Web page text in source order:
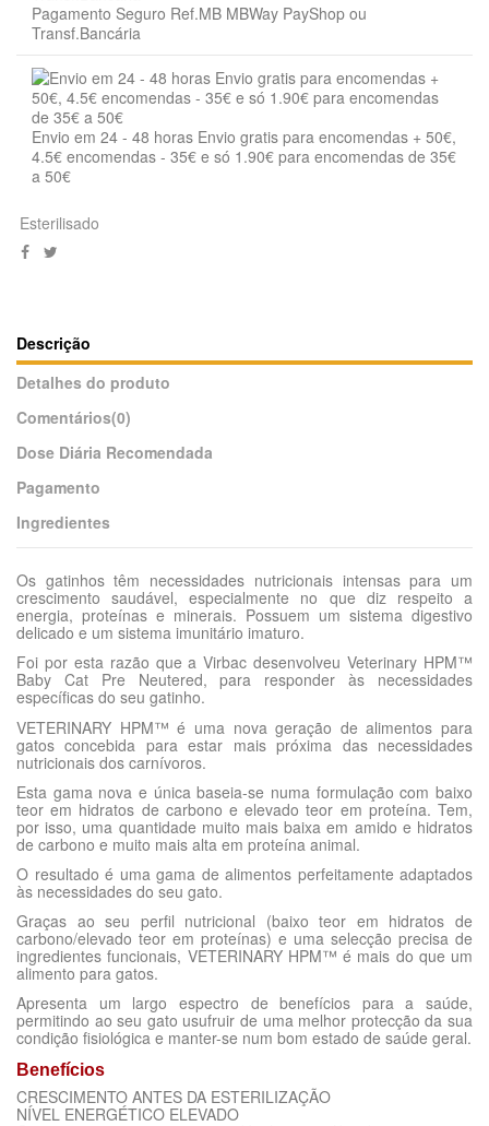
Pagamento Seguro Ref.MB MBWay PayShop ou
Transf.Bancária
Envio em 24 - 48 horas Envio gratis para encomendas + 50€,
4.5€ encomendas - 35€ e só 1.90€ para encomendas de 35€
a 50€
Esterilisado
Descrição
Detalhes do produto
Comentários(0)
Dose Diária Recomendada
Pagamento
Ingredientes
Os gatinhos têm necessidades nutricionais intensas para um
crescimento saudável, especialmente no que diz respeito a
energia, proteínas e minerais. Possuem um sistema digestivo
delicado e um sistema imunitário imaturo.
Foi por esta razão que a Virbac desenvolveu Veterinary HPM™
Baby Cat Pre Neutered, para responder às necessidades
específicas do seu gatinho.
VETERINARY HPM™ é uma nova geração de alimentos para
gatos concebida para estar mais próxima das necessidades
nutricionais dos carnívoros.
Esta gama nova e única baseia-se numa formulação com baixo
teor em hidratos de carbono e elevado teor em proteína. Tem,
por isso, uma quantidade muito mais baixa em amido e hidratos
de carbono e muito mais alta em proteína animal.
O resultado é uma gama de alimentos perfeitamente adaptados
às necessidades do seu gato.
Graças ao seu perfil nutricional (baixo teor em hidratos de
carbono/elevado teor em proteínas) e uma selecção precisa de
ingredientes funcionais, VETERINARY HPM™ é mais do que um
alimento para gatos.
Apresenta um largo espectro de benefícios para a saúde,
permitindo ao seu gato usufruir de uma melhor protecção da sua
condição fisiológica e manter-se num bom estado de saúde geral.
Benefícios
CRESCIMENTO ANTES DA ESTERILIZAÇÃO
NÍVEL ENERGÉTICO ELEVADO